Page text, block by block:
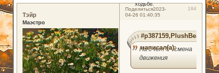
ходьбе.
Поделиться 184
2023-
04-26 01:40:35
Тэйр
Маэстро
#p387159,PlushBear
написал(а):
На счет 8 - смена
движения